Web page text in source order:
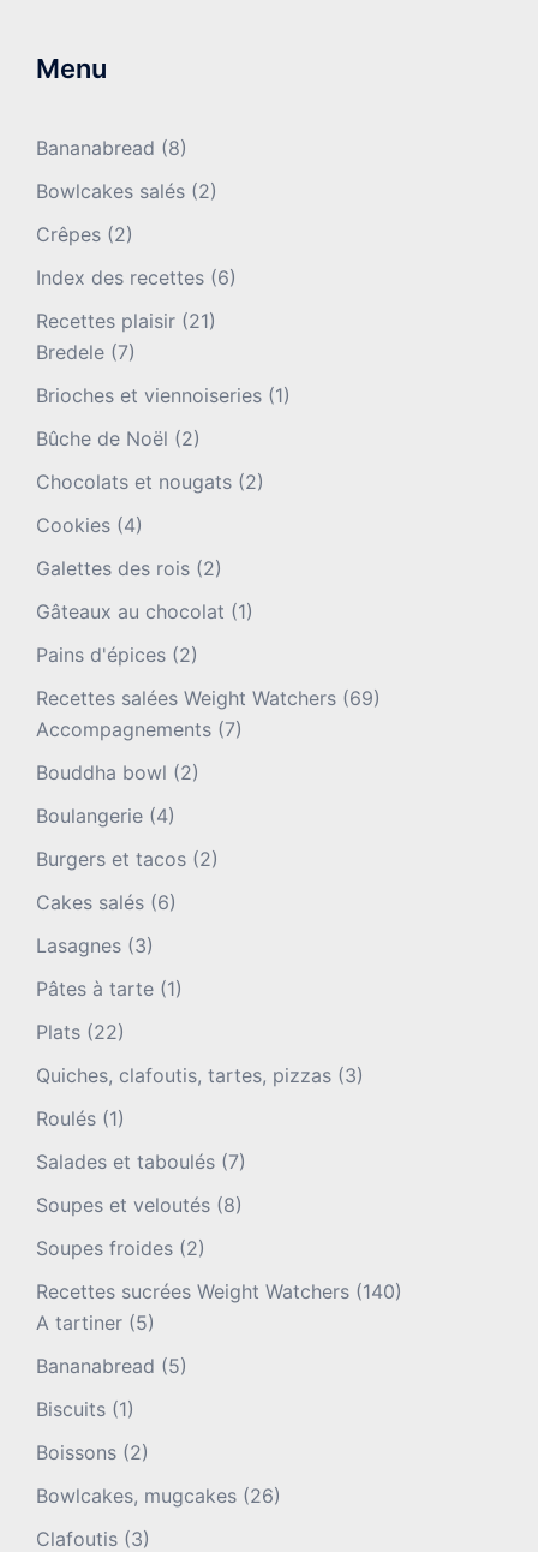
Menu
Bananabread (8)
Bowlcakes salés (2)
Crêpes (2)
Index des recettes (6)
Recettes plaisir (21)
Bredele (7)
Brioches et viennoiseries (1)
Bûche de Noël (2)
Chocolats et nougats (2)
Cookies (4)
Galettes des rois (2)
Gâteaux au chocolat (1)
Pains d'épices (2)
Recettes salées Weight Watchers (69)
Accompagnements (7)
Bouddha bowl (2)
Boulangerie (4)
Burgers et tacos (2)
Cakes salés (6)
Lasagnes (3)
Pâtes à tarte (1)
Plats (22)
Quiches, clafoutis, tartes, pizzas (3)
Roulés (1)
Salades et taboulés (7)
Soupes et veloutés (8)
Soupes froides (2)
Recettes sucrées Weight Watchers (140)
A tartiner (5)
Bananabread (5)
Biscuits (1)
Boissons (2)
Bowlcakes, mugcakes (26)
Clafoutis (3)